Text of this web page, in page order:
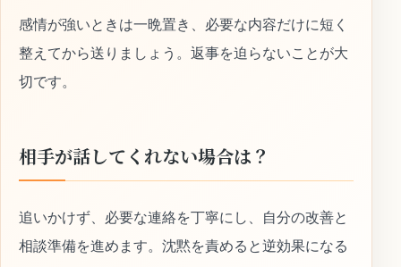
感情が強いときは一晩置き、必要な内容だけに短く
整えてから送りましょう。返事を迫らないことが大
切です。
相手が話してくれない場合は？
追いかけず、必要な連絡を丁寧にし、自分の改善と
相談準備を進めます。沈黙を責めると逆効果になる